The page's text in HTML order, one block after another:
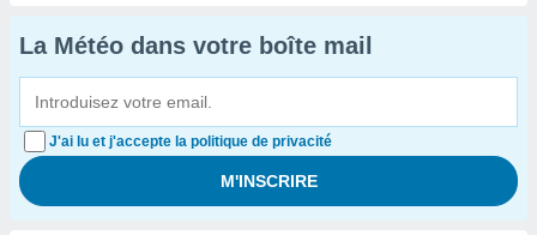
La Météo dans votre boîte mail
J'ai lu et j'accepte la politique de privacité